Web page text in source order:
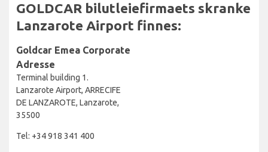
GOLDCAR bilutleiefirmaets skranke
Lanzarote Airport finnes:
Goldcar Emea Corporate
Adresse
Terminal building 1.
Lanzarote Airport, ARRECIFE
DE LANZAROTE, Lanzarote,
35500
Tel: +34 918 341 400